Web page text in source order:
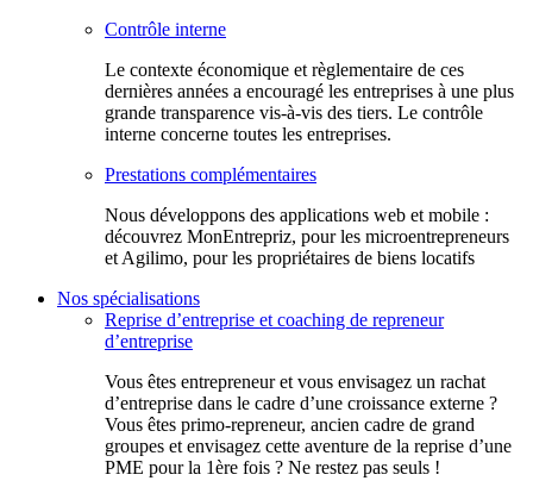
Contrôle interne
Le contexte économique et règlementaire de ces
dernières années a encouragé les entreprises à une plus
grande transparence vis-à-vis des tiers. Le contrôle
interne concerne toutes les entreprises.
Prestations complémentaires
Nous développons des applications web et mobile :
découvrez MonEntrepriz, pour les microentrepreneurs
et Agilimo, pour les propriétaires de biens locatifs
Nos spécialisations
Reprise d’entreprise et coaching de repreneur
d’entreprise
Vous êtes entrepreneur et vous envisagez un rachat
d’entreprise dans le cadre d’une croissance externe ?
Vous êtes primo-repreneur, ancien cadre de grand
groupes et envisagez cette aventure de la reprise d’une
PME pour la 1ère fois ? Ne restez pas seuls !